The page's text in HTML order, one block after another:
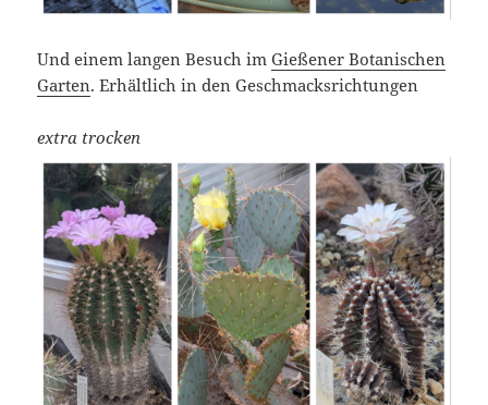
Und einem langen Besuch imGießener Botanischen
Garten. Erhältlich in den Geschmacksrichtungen
extra trocken